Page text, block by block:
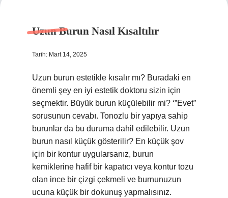
Uzun Burun Nasıl Kısaltılır
Tarih: Mart 14, 2025
Uzun burun estetikle kısalır mı? Buradaki en
önemli şey en iyi estetik doktoru sizin için
seçmektir. Büyük burun küçülebilir mi? ‘”Evet”
sorusunun cevabı. Tonozlu bir yapıya sahip
burunlar da bu duruma dahil edilebilir. Uzun
burun nasıl küçük gösterilir? En küçük şov
için bir kontur uygularsanız, burun
kemiklerine hafif bir kapatıcı veya kontur tozu
olan ince bir çizgi çekmeli ve burnunuzun
ucuna küçük bir dokunuş yapmalısınız.